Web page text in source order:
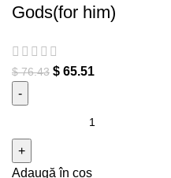
Gods(for him)
$76.43 $ 65.51
Cantitate Oudilicious So
feromoni naturali pentru zei
(pentru el)/ Love Cologne for
Adaugă în coș